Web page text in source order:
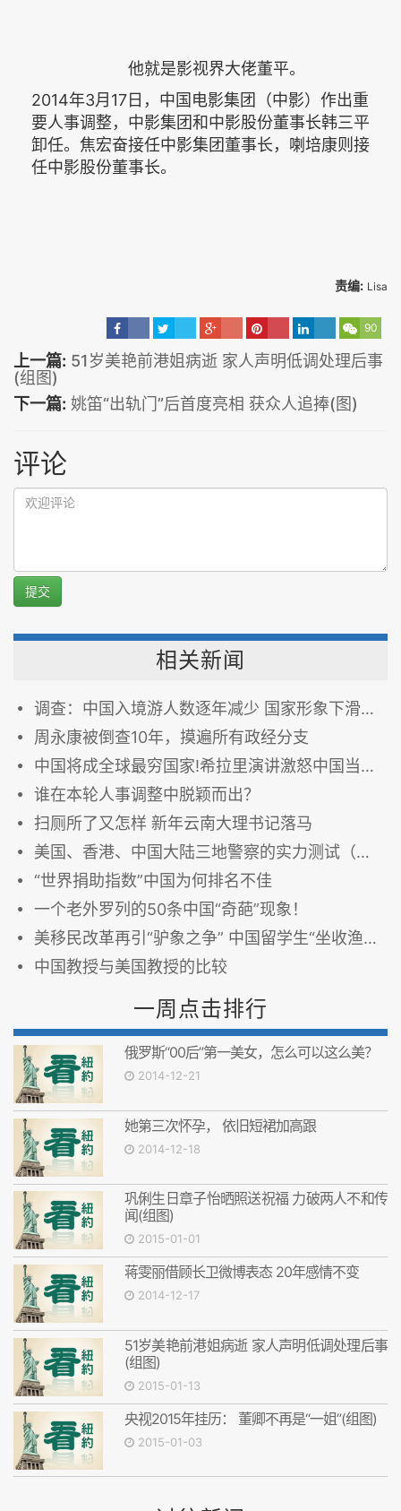
他就是影视界大佬董平。
2014年3月17日，中国电影集团（中影）作出重
要人事调整，中影集团和中影股份董事长韩三平
卸任。焦宏奋接任中影集团董事长，喇培康则接
任中影股份董事长。
责编: Lisa
90
上一篇: 51岁美艳前港姐病逝 家人声明低调处理后事
(组图)
下一篇: 姚笛“出轨门”后首度亮相 获众人追捧(图)
评论
提交
相关新闻
调查：中国入境游人数逐年减少 国家形象下滑是主因
周永康被倒查10年，摸遍所有政经分支
中国将成全球最穷国家!希拉里演讲激怒中国当政者
谁在本轮人事调整中脱颖而出？
扫厕所了又怎样 新年云南大理书记落马
美国、香港、中国大陆三地警察的实力测试（差点笑死）
“世界捐助指数”中国为何排名不佳
一个老外罗列的50条中国“奇葩”现象！
美移民改革再引“驴象之争” 中国留学生“坐收渔利”
中国教授与美国教授的比较
一周点击排行
俄罗斯“00后”第一美女，怎么可以这么美？
2014-12-21
她第三次怀孕， 依旧短裙加高跟
2014-12-18
巩俐生日章子怡晒照送祝福 力破两人不和传
闻(组图)
2015-01-01
蒋雯丽借顾长卫微博表态 20年感情不变
2014-12-17
51岁美艳前港姐病逝 家人声明低调处理后事
(组图)
2015-01-13
央视2015年挂历： 董卿不再是“一姐”(组图)
2015-01-03